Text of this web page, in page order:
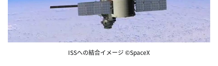
ISSへの結合イメージ ©SpaceX